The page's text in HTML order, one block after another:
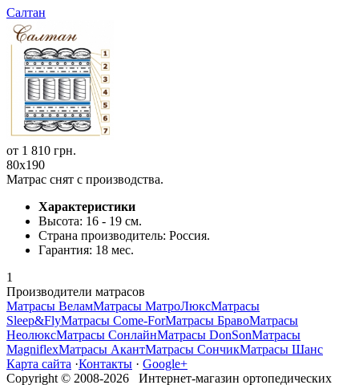
Салтан
от 1 810 грн.
80x190
Матрас снят с производства.
Характеристики
Высота: 16 - 19 см.
Страна производитель: Россия.
Гарантия: 18 мес.
1
Производители матрасов
Матрасы ВеламМатрасы МатроЛюксМатрасы
Sleep&FlyМатрасы Come-ForМатрасы БравоМатрасы
НеолюксМатрасы СонлайнМатрасы DonSonМатрасы
MagniflexМатрасы АкантМатрасы СончикМатрасы Шанс
Карта сайта ·Контакты · Google+
Copyright © 2008-2026 Интернет-магазин ортопедических